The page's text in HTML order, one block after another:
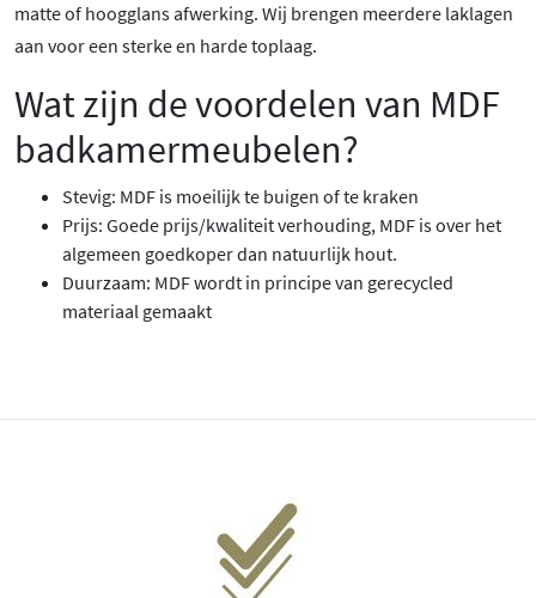
matte of hoogglans afwerking. Wij brengen meerdere laklagen
aan voor een sterke en harde toplaag.
Wat zijn de voordelen van MDF
badkamermeubelen?
Stevig: MDF is moeilijk te buigen of te kraken
Prijs: Goede prijs/kwaliteit verhouding, MDF is over het
algemeen goedkoper dan natuurlijk hout.
Duurzaam: MDF wordt in principe van gerecycled
materiaal gemaakt